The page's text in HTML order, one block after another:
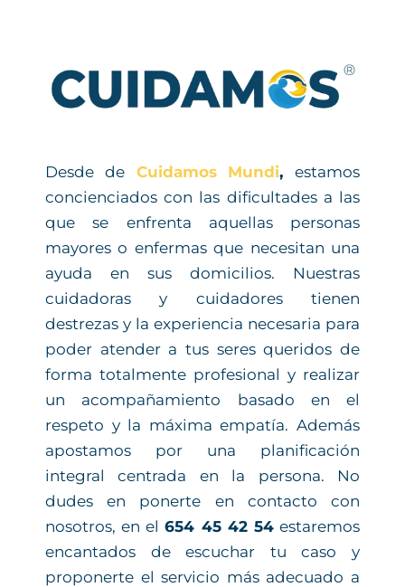
Desde de Cuidamos Mundi, estamos
concienciados con las dificultades a las
que se enfrenta aquellas personas
mayores o enfermas que necesitan una
ayuda en sus domicilios. Nuestras
cuidadoras y cuidadores tienen
destrezas y la experiencia necesaria para
poder atender a tus seres queridos de
forma totalmente profesional y realizar
un acompañamiento basado en el
respeto y la máxima empatía. Además
apostamos por una planificación
integral centrada en la persona. No
dudes en ponerte en contacto con
nosotros, en el654 45 42 54estaremos
encantados de escuchar tu caso y
proponerte el servicio más adecuado a